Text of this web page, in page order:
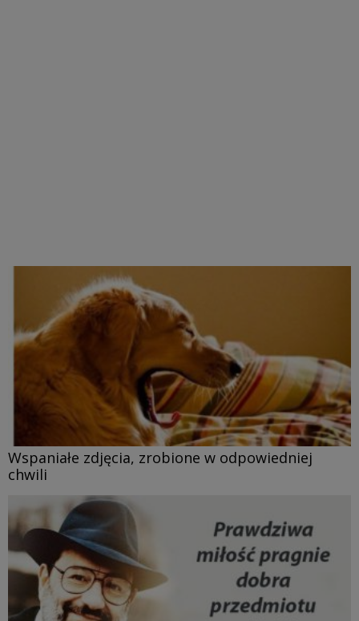
Wspaniałe zdjęcia, zrobione w odpowiedniej
chwili